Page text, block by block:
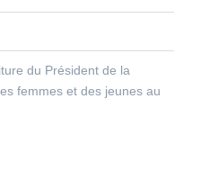
du Président de la
femmes et des jeunes au